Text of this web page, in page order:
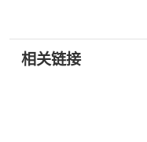
相关链接